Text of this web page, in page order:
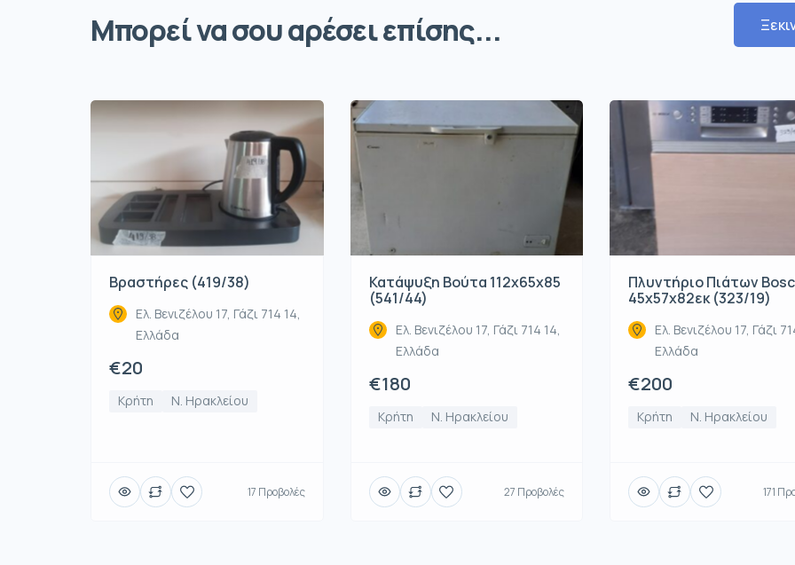
Μπορεί να σου αρέσει επίσης...
Βραστήρες (419/38)
Ελ. Βενιζέλου 17, Γάζι 714 14,
Ελλάδα
€20
Κρήτη Ν. Ηρακλείου
17 Προβολές
Κατάψυξη Βούτα 112x65x85
(541/44)
Ελ. Βενιζέλου 17, Γάζι 714 14,
Ελλάδα
€180
Κρήτη Ν. Ηρακλείου
27 Προβολές
Πλυντήριο Πιάτων
45x57x82εκ (323/19)
Ελ. Βενιζέλου 17, Γάζι
Ελλάδα
€200
Κρήτη Ν. Ηρακλείου
171